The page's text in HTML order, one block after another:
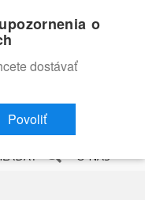
FILMOVÁ DATABÁZA
O NÁS
o
dostávať
Povoliť